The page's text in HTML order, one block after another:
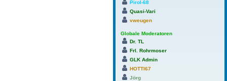
Pirol-68
Quasi-Vari
vweugen
Globale Moderatoren
Dr. TL
Frl. Rohrmoser
GLK Admin
HOTTI67
Jörg